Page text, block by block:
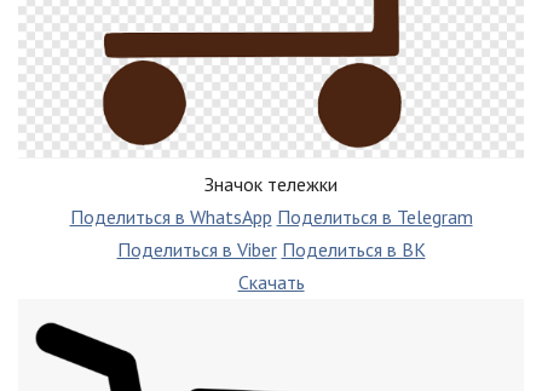
Значок тележки
Поделиться в WhatsApp Поделиться в Telegram
Поделиться в Viber Поделиться в ВК
Скачать